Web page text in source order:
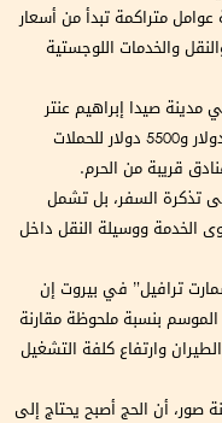
عوامل متراكمة تبدأ من أسعار
والخدمات اللوجستية
صيدا إبراهيم عنتر
للجزيرة نت إن كلفة الحج جوا تتراوح بين 4500 دولار و5500 دولار للحملات
قريبة من الحرم.
تذكرة السفر، بل تشمل
الخدمة ووسيلة النقل داخل
ترافيل” في بيروت إن
بنسبة ملحوظة مقارنة
وارتفاع كلفة التشغيل
صور، أن الحج أصبح يحتاج إلى